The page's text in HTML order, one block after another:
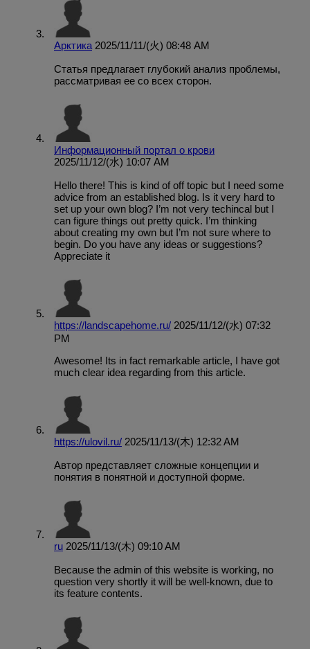
Арктика 2025/11/11/(火) 08:48 AM
Статья предлагает глубокий анализ проблемы,
рассматривая ее со всех сторон.
Информационный портал о крови
2025/11/12/(水) 10:07 AM
Hello there! This is kind of off topic but I need some
advice from an established blog. Is it very hard to
set up your own blog? I’m not very techincal but I
can figure things out pretty quick. I’m thinking
about creating my own but I’m not sure where to
begin. Do you have any ideas or suggestions?
Appreciate it
https://landscapehome.ru/ 2025/11/12/(水) 07:32
PM
Awesome! Its in fact remarkable article, I have got
much clear idea regarding from this article.
https://ulovil.ru/ 2025/11/13/(木) 12:32 AM
Автор представляет сложные концепции и
понятия в понятной и доступной форме.
ru 2025/11/13/(木) 09:10 AM
Because the admin of this website is working, no
question very shortly it will be well-known, due to
its feature contents.